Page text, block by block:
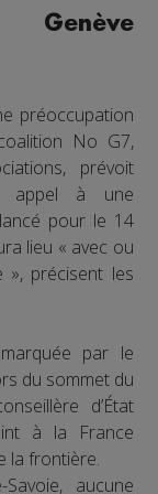
préoccupation
No G7,
prévoit
appel à une
pour le 14
lieu « avec ou
», précisent les
par le
du sommet du
d’État
à la France
la frontière.
aucune